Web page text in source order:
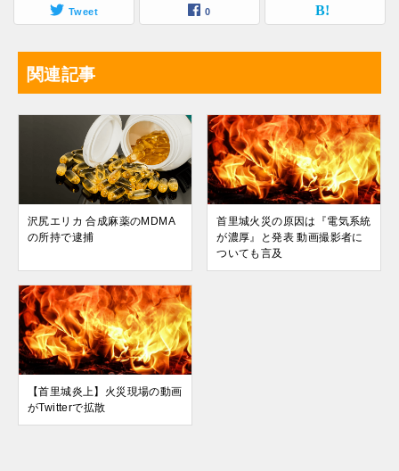
Tweet 0
関連記事
沢尻エリカ 合成麻薬のMDMA
の所持で逮捕
首里城火災の原因は『電気系統
が濃厚』と発表 動画撮影者に
ついても言及
【首里城炎上】火災現場の動画
がTwitterで拡散